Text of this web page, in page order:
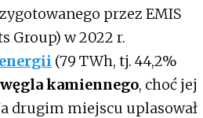
przez EMIS
Group) w 2022 r.
(79 TWh, tj. 44,2%
kamiennego, choć jej
drugim miejscu uplasował